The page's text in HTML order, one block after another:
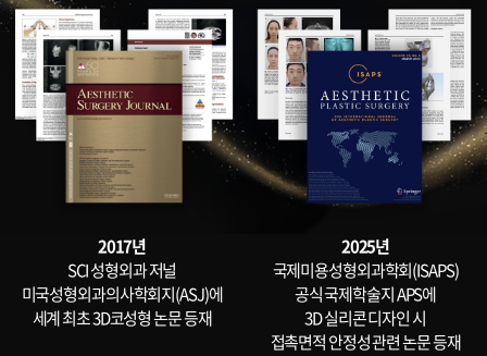
2017년
SCI 성형외과 저널
미국성형외과의사학회지(ASJ)에
세계 최초 3D코성형 논문 등재
2025년
국제미용성형외과학회(ISAPS)
공식 국제학술지 APS에
3D 실리콘 디자인 시
접촉면적 안정성 관련 논문 등재